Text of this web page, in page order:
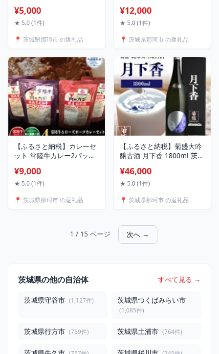
ーセット 内容量 選べる 単
品 セット 詰め合わせ 茨城
¥5,000
★ 5.0 (1件)
📍 茨城県那珂市 の返礼品
ナ イタリアン かぼちゃ 芳
野みそ プレーン 芳野味噌
使用 手作り クレームブリ
ザート プリン お菓子 スイ
ーツギフト ブリュレ 送料
無料
¥12,000
★ 5.0 (1件)
📍 茨城県那珂市 の返礼品
【ふるさと納税】カレーセ
ット 常陸牛カレー2パッ
パック 茨城県共通返礼品
カレー カレーライス お取
陸牛 ローズポーク 銘柄豚
カレー おいしい 便利 送料
¥9,000
★ 5.0 (1件)
📍 茨城県那珂市 の返礼品
【ふるさと納税】菊盛大吟
醸古酒 月下香 1800ml 茨城
お祝い 母の日 敬老の日 お
土産 贈り物 内祝い 還暦祝
醸古酒 1.8L げっかこう 純
¥46,000
★ 5.0 (1件)
📍 茨城県那珂市 の返礼品
1 / 15 ページ 次へ →
茨城県の他の自治体 すべて見る →
茨城県守谷市 (1,127件) 茨城県つくばみらい市
(1,085件)
茨城県行方市 (769件) 茨城県土浦市 (764件)